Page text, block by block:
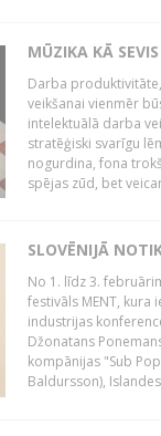
MŪZIKA KĀ
Darba
veikšanai vienmēr
intelektuālā darba
stratēģiski svarīgu
nogurdina, fona
spējas zūd, bet
SLOVĒNIJĀ
No 1. līdz 3.
festivāls MENT, kura
industrijas
Džonatans
kompānijas "Sub
Baldursson),